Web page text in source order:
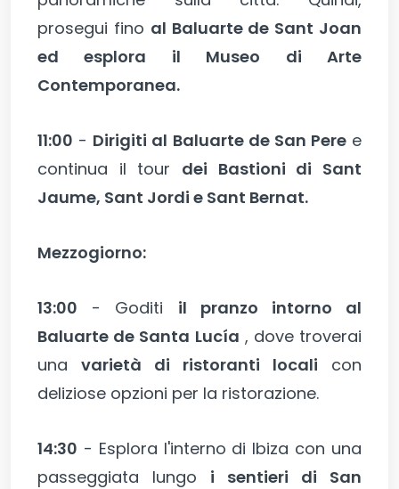
prosegui fino al Baluarte de Sant Joan
ed esplora il Museo di Arte
Contemporanea.
11:00 - Dirigiti al Baluarte de San Peree
continua il tour dei Bastioni di Sant
Jaume, Sant Jordi e Sant Bernat.
Mezzogiorno:
13:00 - Goditi il pranzo intorno al
Baluarte de Santa Lucía , dove troverai
una varietà di ristoranti locali con
deliziose opzioni per la ristorazione.
14:30 - Esplora l'interno di Ibiza con una
passeggiata lungo i sentieri di San